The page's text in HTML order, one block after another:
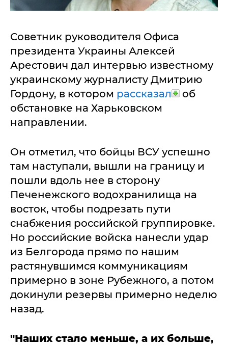
Советник руководителя Офиса
президента Украины Алексей
Арестович дал интервью известному
украинскому журналисту Дмитрию
Гордону, в котором рассказал
об
обстановке на Харьковском
направлении.
Он отметил, что бойцы ВСУ успешно
там наступали, вышли на границу и
пошли вдоль нее в сторону
Печенежского водохранилища на
восток, чтобы подрезать пути
снабжения российской группировке.
Но российские войска нанесли удар
из Белгорода прямо по нашим
растянувшимся коммуникациям
примерно в зоне Рубежного, а потом
докинули резервы примерно неделю
назад.
"Наших стало меньше, а их больше,